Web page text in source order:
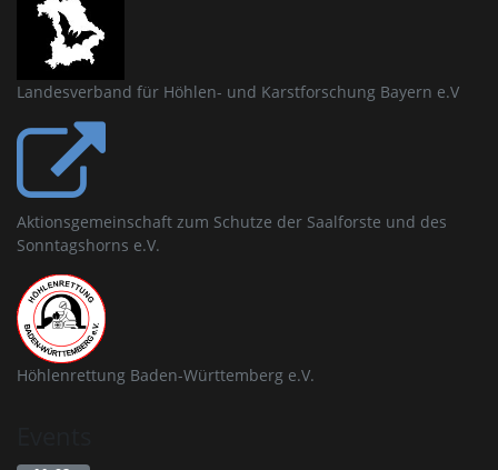
Landesverband für Höhlen- und Karstforschung Bayern e.V
Aktionsgemeinschaft zum Schutze der Saalforste und des
Sonntagshorns e.V.
Höhlenrettung Baden-Württemberg e.V.